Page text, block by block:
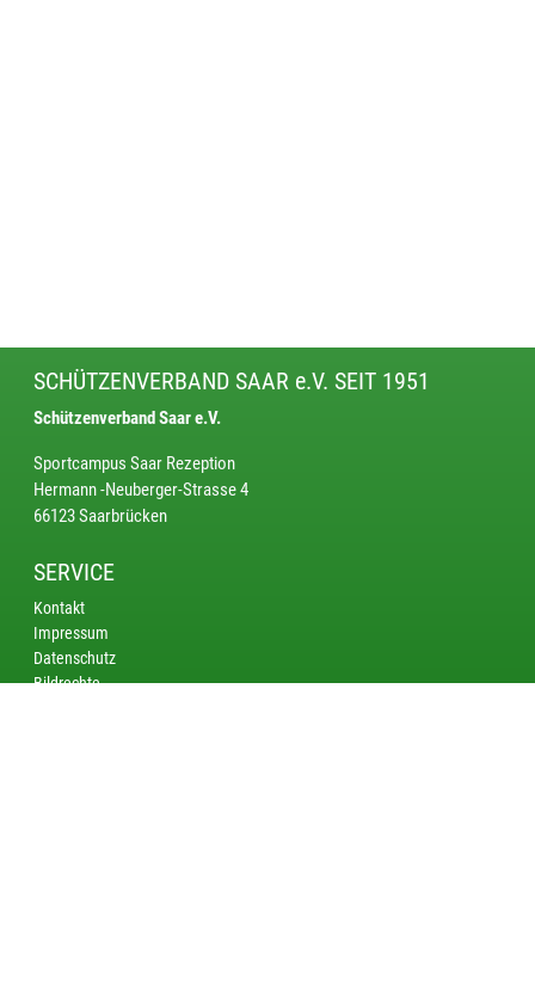
SCHÜTZENVERBAND SAAR e.V. SEIT 1951
Schützenverband Saar e.V.
Sportcampus Saar Rezeption
Hermann -Neuberger-Strasse 4
66123 Saarbrücken
SERVICE
Kontakt
Impressum
Datenschutz
Bildrechte